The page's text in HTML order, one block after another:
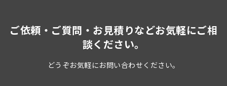
ご依頼・ご質問・お見積りなどお気軽にご相
談ください。
どうぞお気軽にお問い合わせください。